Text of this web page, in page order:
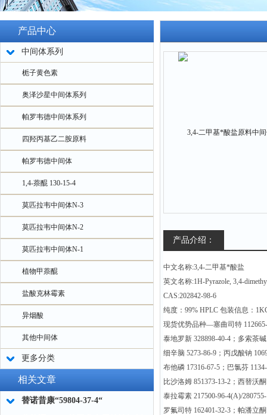
产品中心
中间体系列
栀子黄色素
奥泽沙星中间体系列
帕罗韦德中间体系列
四羟丙基乙二胺原料
帕罗韦德中间体
1,4-萘醌 130-15-4
莫匹拉韦中间体N-3
莫匹拉韦中间体N-2
莫匹拉韦中间体N-1
植物甲萘醌
盐酸克林霉素
异烟酸
其他中间体
更多分类
相关文章
替诺昔康“59804-37-4“
产品介绍：
中文名称:3,4-二甲基*酸盐
英文名称:1H-Pyrazole, 3,4-
CAS:202842-98-6
纯度：99% HPLC 包装信息：
现货优势品种—塞曲司特
泰地罗新 328898-40-4；多索茶
细辛脑 5273-86-9；丙戊酸钠
布他磷 17316-67-5；巴氯芬
比沙洛姆 851373-13-2；西替沃
泰拉霉素 217500-96-4(A)/
罗氟司特 162401-32-3；帕潘立